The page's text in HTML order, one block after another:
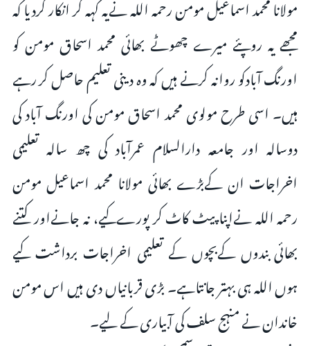
مولانا محمد اسماعیل مومن رحمہ اللہ نےیہ کہہ کر انکار کردیا کہ
مجھے یہ روپئے میرے چھوٹے بھائی محمد اسحاق مومن کو
اورنگ آبادکو روانہ کرنے ہیں کہ وہ دینی تعلیم حاصل کر رہے
ہیں۔ اسی طرح مولوی محمد اسحاق مومن کی اورنگ آباد کی
دوسالہ اور جامعہ دارالسلام عمرآباد کی چھ سالہ تعلیمی
اخراجات ان کےبڑے بھائی مولانا محمد اسماعیل مومن
رحمہ اللہ نےاپنا پیٹ کاٹ کر پورےکیے، نہ جانےاور کتنے
بھائی بندوں کےبچوں کے تعلیمی اخراجات برداشت کیے
ہوں اللہ ہی بہتر جانتاہے۔ بڑی قربانیاں دی ہیں اس مومن
خاندان نے منہج سلف کی آبیاری کے لیے۔